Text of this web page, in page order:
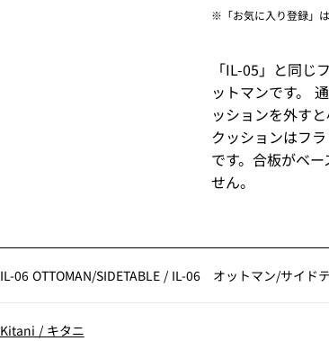
※「お気に入り登録」
「IL-05」と同じ
ットマンです。
ッションを外す
クッションはフ
です。合板がベ
せん。
IL-06 OTTOMAN/SIDETABLE / IL-06 オットマン/サイド
Kitani / キタニ